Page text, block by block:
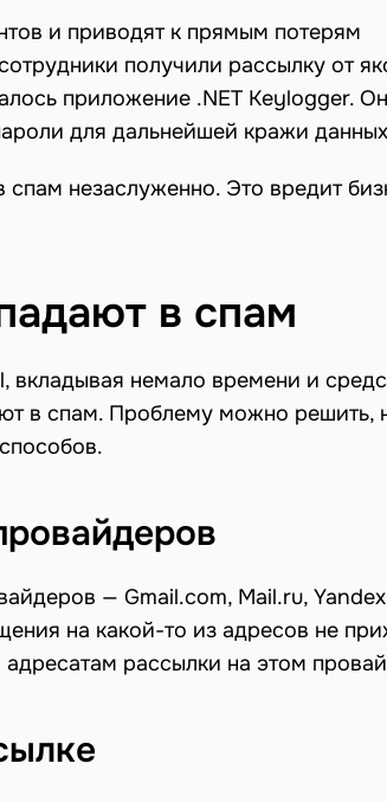
и приводят к прямым потерям
получили рассылку от
приложение .NET Keylogger.
для дальнейшей кражи
незаслуженно. Это вредит
в спам
вкладывая немало времени и
в спам. Проблему можно решить,
— Gmail.com, Mail.ru,
на какой-то из адресов не
рассылки на этом